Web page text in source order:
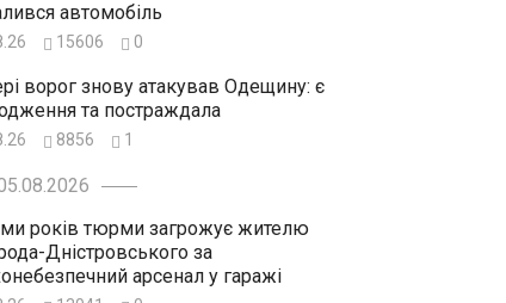
автомобіль
15606 0
ворог знову атакував Одещину: є
та постраждала
8856 1
років тюрми загрожує жителю
Дністровського за
арсенал у гаражі